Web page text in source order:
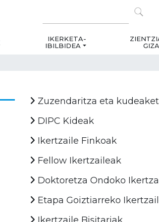
IKERKETA-
IBILBIDEA
Zuzendaritza eta
DIPC Kideak
Ikertzaile Finkoak
Fellow Ikertzaileak
Doktoretza Ondoko
Etapa Goiztiarreko